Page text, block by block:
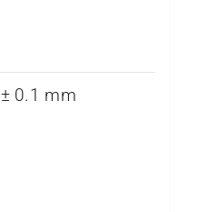
± 0.1 mm